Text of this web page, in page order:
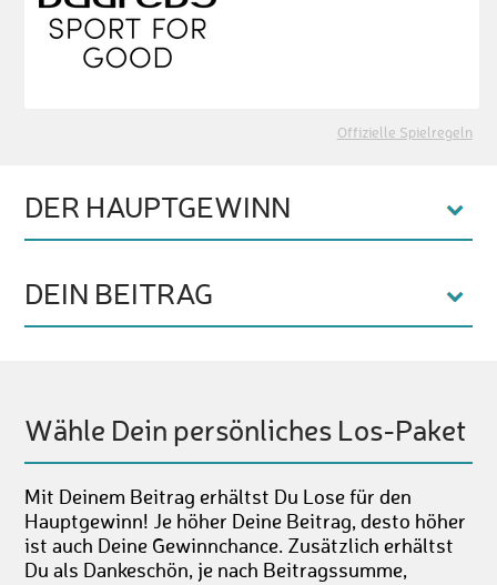
Offizielle Spielregeln
DER HAUPTGEWINN
DEIN BEITRAG
Wähle Dein persönliches Los-Paket
Mit Deinem Beitrag erhältst Du Lose für den
Hauptgewinn! Je höher Deine Beitrag, desto höher
ist auch Deine Gewinnchance. Zusätzlich erhältst
Du als Dankeschön, je nach Beitragssumme,